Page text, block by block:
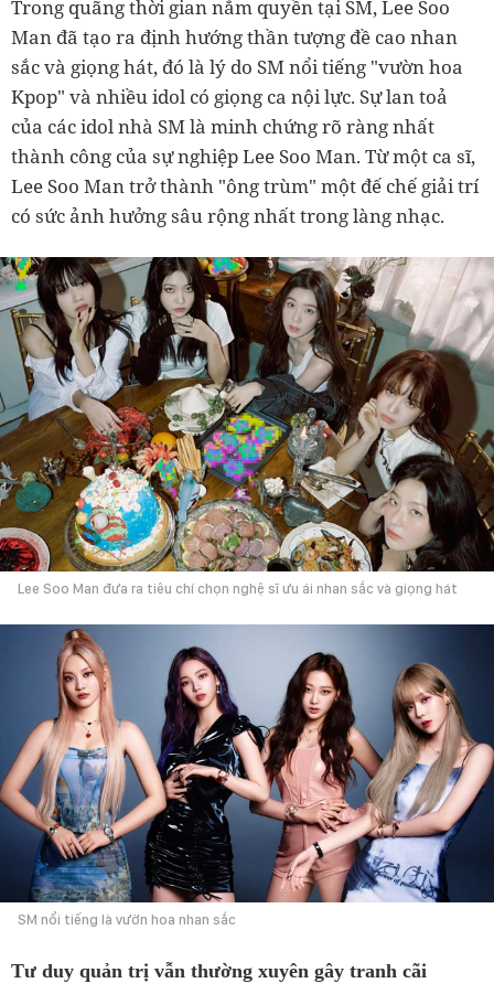
Trong quãng thời gian nắm quyền tại SM, Lee Soo
Man đã tạo ra định hướng thần tượng đề cao nhan
sắc và giọng hát, đó là lý do SM nổi tiếng "vườn hoa
Kpop" và nhiều idol có giọng ca nội lực. Sự lan toả
của các idol nhà SM là minh chứng rõ ràng nhất
thành công của sự nghiệp Lee Soo Man. Từ một ca sĩ,
Lee Soo Man trở thành "ông trùm" một đế chế giải trí
có sức ảnh hưởng sâu rộng nhất trong làng nhạc.
Lee Soo Man đưa ra tiêu chí chọn nghệ sĩ ưu ái nhan sắc và giọng hát
SM nổi tiếng là vườn hoa nhan sắc
Tư duy quản trị vẫn thường xuyên gây tranh cãi